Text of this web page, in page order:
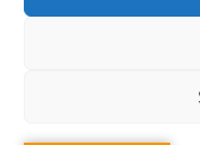
Sva prava zadržava